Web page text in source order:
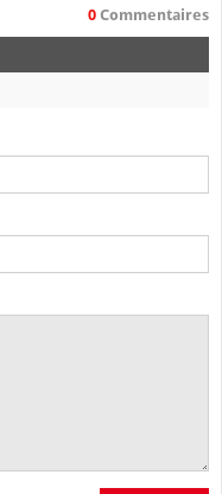
0 Commentaires